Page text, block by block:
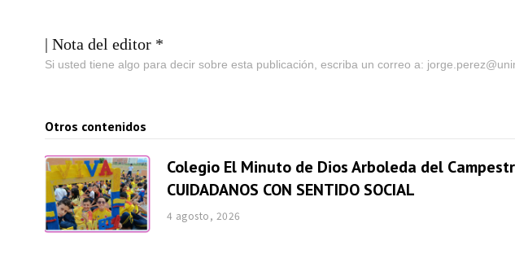
| Nota del editor *
Si usted tiene algo para decir sobre esta publicación, escriba un correo a:
Otros contenidos
Colegio El Minuto de Dios Arboleda del
CUIDADANOS CON SENTIDO SOCIAL
4 agosto, 2026